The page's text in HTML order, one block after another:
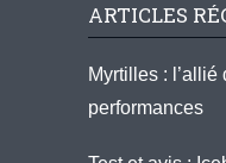
ARTICLES
Myrtilles :
performances